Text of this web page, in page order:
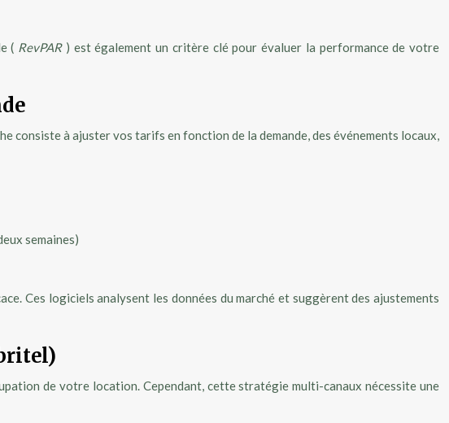
( RevPAR ) est également un critère clé pour évaluer la performance de votre
à ajuster vos tarifs en fonction de la demande, des événements locaux,
semaines)
Ces logiciels analysent les données du marché et suggèrent des ajustements
de votre location. Cependant, cette stratégie multi-canaux nécessite une